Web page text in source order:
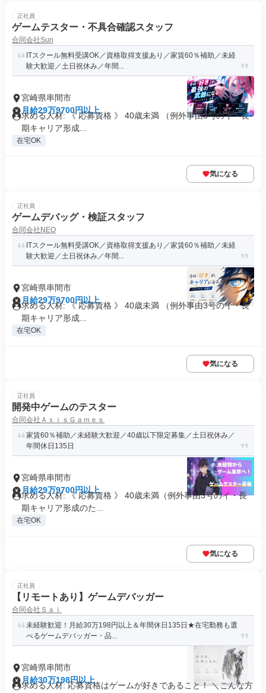
正社員
ゲームテスター・不具合確認スタッフ
合同会社Sun
ITスクール無料受講OK／資格取得支援あり／家賃60％補助／未経
験大歓迎／土日祝休み／年間...
宮崎県串間市
月給29万9700円以上
求める人材: 《 応募資格 》 40歳未満 （例外事由3号のイ・長
期キャリア形成...
在宅OK
気になる
正社員
ゲームデバッグ・検証スタッフ
合同会社NEO
ITスクール無料受講OK／資格取得支援あり／家賃60％補助／未経
験大歓迎／土日祝休み／年間...
宮崎県串間市
月給29万9700円以上
求める人材: 《 応募資格 》 40歳未満 （例外事由3号のイ・長
期キャリア形成...
在宅OK
気になる
正社員
開発中ゲームのテスター
合同会社ＡｘｉｓＧａｍｅｓ
家賃60％補助／未経験大歓迎／40歳以下限定募集／土日祝休み／
年間休日135日
宮崎県串間市
月給29万9700円以上
求める人材: 《 応募資格 》 40歳未満（例外事由3号のイ・長
期キャリア形成のた...
在宅OK
気になる
正社員
【リモートあり】ゲームデバッガー
合同会社Ｓａｉ
未経験歓迎！月給30万198円以上＆年間休日135日★在宅勤務も選
べるゲームデバッガー・品...
宮崎県串間市
月給30万198円以上
求める人材: 応募資格はゲームが好きであること！ ＼こんな方